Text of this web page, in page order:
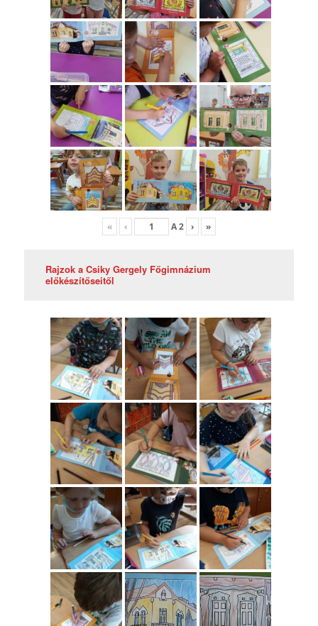
« ‹ A2 › »
Rajzok a Csiky Gergely Főgimnázium
előkészítőseitől